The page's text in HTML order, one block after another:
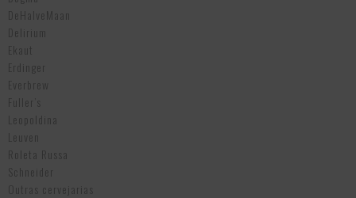
DeHalveMaan
Delirium
Ekaut
Erdinger
Everbrew
Fuller’s
Leopoldina
Leuven
Roleta Russa
Schneider
Outras cervejarias